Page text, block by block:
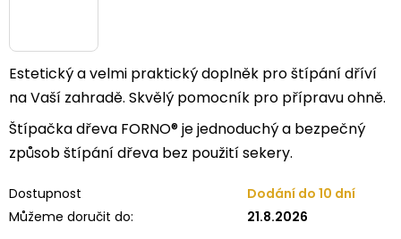
Estetický a velmi praktický doplněk pro štípání dříví
na Vaší zahradě. Skvělý pomocník pro přípravu ohně.
Štípačka dřeva FORNO® je jednoduchý a bezpečný
způsob štípání dřeva bez použití sekery.
Dostupnost
Dodání do 10 dní
Můžeme doručit do:
21.8.2026